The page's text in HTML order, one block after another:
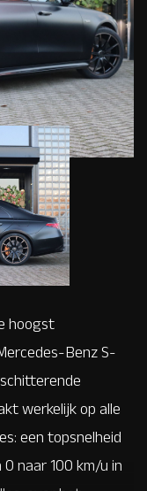
hoogst
Benz S-
werkelijk op alle
een topsnelheid
naar 100 km/u in